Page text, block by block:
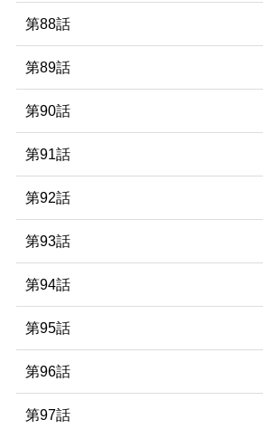
第88話
第89話
第90話
第91話
第92話
第93話
第94話
第95話
第96話
第97話